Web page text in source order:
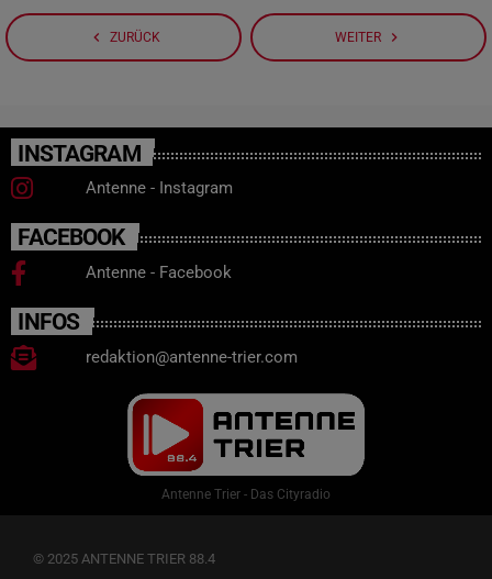
navigate_before ZURÜCK WEITER navigate_next
INSTAGRAM
Antenne - Instagram
FACEBOOK
Antenne - Facebook
INFOS
redaktion@antenne-trier.com
Antenne Trier - Das Cityradio
© 2025 ANTENNE TRIER 88.4